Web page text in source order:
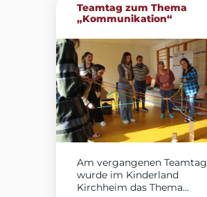
Teamtag zum Thema
„Kommunikation“
Am vergangenen Teamtag
wurde im Kinderland
Kirchheim das Thema...